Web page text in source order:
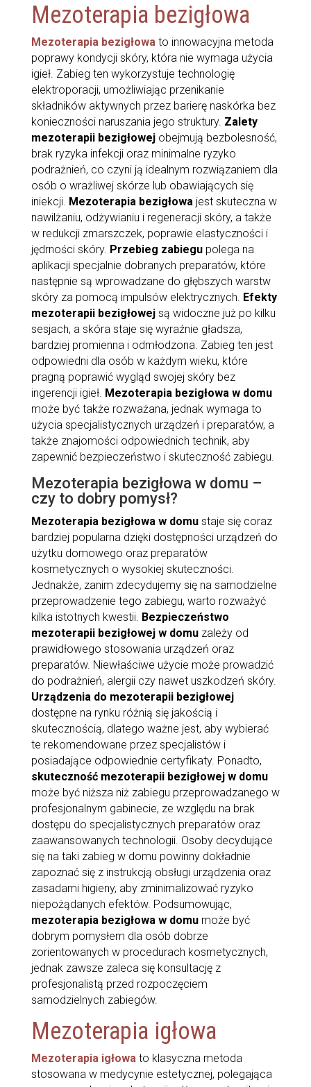
Mezoterapia bezigłowa
Mezoterapia bezigłowato innowacyjna metoda
poprawy kondycji skóry, która nie wymaga użycia
igieł. Zabieg ten wykorzystuje technologię
elektroporacji, umożliwiając przenikanie
składników aktywnych przez barierę naskórka bez
konieczności naruszania jego struktury. Zalety
mezoterapii bezigłowejobejmują bezbolesność,
brak ryzyka infekcji oraz minimalne ryzyko
podrażnień, co czyni ją idealnym rozwiązaniem dla
osób o wrażliwej skórze lub obawiających się
iniekcji. Mezoterapia bezigłowajest skuteczna w
nawilżaniu, odżywianiu i regeneracji skóry, a także
w redukcji zmarszczek, poprawie elastyczności i
jędrności skóry. Przebieg zabiegupolega na
aplikacji specjalnie dobranych preparatów, które
następnie są wprowadzane do głębszych warstw
skóry za pomocą impulsów elektrycznych. Efekty
mezoterapii bezigłowejsą widoczne już po kilku
sesjach, a skóra staje się wyraźnie gładsza,
bardziej promienna i odmłodzona. Zabieg ten jest
odpowiedni dla osób w każdym wieku, które
pragną poprawić wygląd swojej skóry bez
ingerencji igieł. Mezoterapia bezigłowa w domu
może być także rozważana, jednak wymaga to
użycia specjalistycznych urządzeń i preparatów, a
także znajomości odpowiednich technik, aby
zapewnić bezpieczeństwo i skuteczność zabiegu.
Mezoterapia bezigłowa w domu –
czy to dobry pomysł?
Mezoterapia bezigłowa w domustaje się coraz
bardziej popularna dzięki dostępności urządzeń do
użytku domowego oraz preparatów
kosmetycznych o wysokiej skuteczności.
Jednakże, zanim zdecydujemy się na samodzielne
przeprowadzenie tego zabiegu, warto rozważyć
kilka istotnych kwestii. Bezpieczeństwo
mezoterapii bezigłowej w domuzależy od
prawidłowego stosowania urządzeń oraz
preparatów. Niewłaściwe użycie może prowadzić
do podrażnień, alergii czy nawet uszkodzeń skóry.
Urządzenia do mezoterapii bezigłowej
dostępne na rynku różnią się jakością i
skutecznością, dlatego ważne jest, aby wybierać
te rekomendowane przez specjalistów i
posiadające odpowiednie certyfikaty. Ponadto,
skuteczność mezoterapii bezigłowej w domu
może być niższa niż zabiegu przeprowadzanego w
profesjonalnym gabinecie, ze względu na brak
dostępu do specjalistycznych preparatów oraz
zaawansowanych technologii. Osoby decydujące
się na taki zabieg w domu powinny dokładnie
zapoznać się z instrukcją obsługi urządzenia oraz
zasadami higieny, aby zminimalizować ryzyko
niepożądanych efektów. Podsumowując,
mezoterapia bezigłowa w domumoże być
dobrym pomysłem dla osób dobrze
zorientowanych w procedurach kosmetycznych,
jednak zawsze zaleca się konsultację z
profesjonalistą przed rozpoczęciem
samodzielnych zabiegów.
Mezoterapia igłowa
Mezoterapia igłowato klasyczna metoda
stosowana w medycynie estetycznej, polegająca